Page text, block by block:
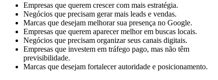
Empresas que querem crescer com mais estratégia.
Negócios que precisam gerar mais leads e vendas.
Marcas que desejam melhorar sua presença no Google.
Empresas que querem aparecer melhor em buscas locais.
Negócios que precisam organizar seus canais digitais.
Empresas que investem em tráfego pago, mas não têm
previsibilidade.
Marcas que desejam fortalecer autoridade e posicionamento.